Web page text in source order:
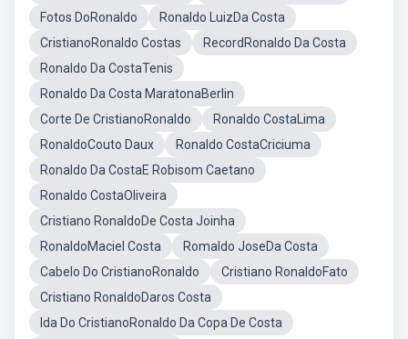
Fotos DoRonaldo
Ronaldo LuizDa Costa
CristianoRonaldo Costas
RecordRonaldo Da Costa
Ronaldo Da CostaTenis
Ronaldo Da Costa MaratonaBerlin
Corte De CristianoRonaldo
Ronaldo CostaLima
RonaldoCouto Daux
Ronaldo CostaCriciuma
Ronaldo Da CostaE Robisom Caetano
Ronaldo CostaOliveira
Cristiano RonaldoDe Costa Joinha
RonaldoMaciel Costa
Romaldo JoseDa Costa
Cabelo Do CristianoRonaldo
Cristiano RonaldoFato
Cristiano RonaldoDaros Costa
Ida Do CristianoRonaldo Da Copa De Costa